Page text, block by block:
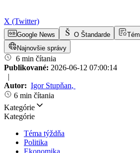
X (Twitter)
Google News O Štandarde
Najnovšie správy
6 min čítania
Publikované: 2026-06-12 07:00:14
|
Autor: Igor Stupňan,
6 min čítania
Kategórie
Kategórie
Téma týždňa
Politika
Ekonomika